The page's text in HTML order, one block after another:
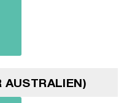
AUSTRALIEN)